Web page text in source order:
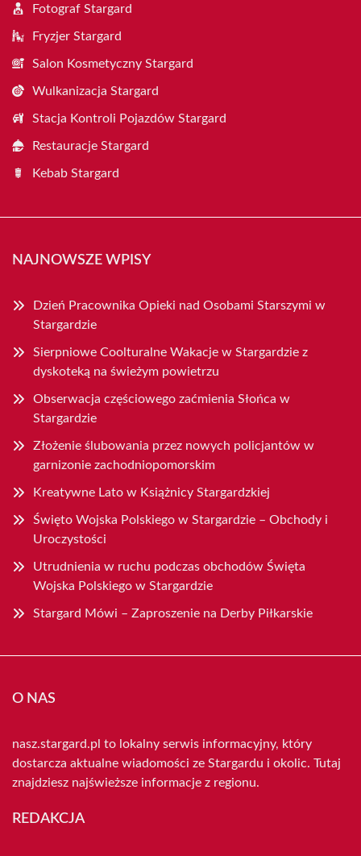
Fotograf Stargard
Fryzjer Stargard
Salon Kosmetyczny Stargard
Wulkanizacja Stargard
Stacja Kontroli Pojazdów Stargard
Restauracje Stargard
Kebab Stargard
NAJNOWSZE WPISY
Dzień Pracownika Opieki nad Osobami Starszymi w
Stargardzie
Sierpniowe Coolturalne Wakacje w Stargardzie z
dyskoteką na świeżym powietrzu
Obserwacja częściowego zaćmienia Słońca w
Stargardzie
Złożenie ślubowania przez nowych policjantów w
garnizonie zachodniopomorskim
Kreatywne Lato w Książnicy Stargardzkiej
Święto Wojska Polskiego w Stargardzie – Obchody i
Uroczystości
Utrudnienia w ruchu podczas obchodów Święta
Wojska Polskiego w Stargardzie
Stargard Mówi – Zaproszenie na Derby Piłkarskie
O NAS
nasz.stargard.pl to lokalny serwis informacyjny, który
dostarcza aktualne wiadomości ze Stargardu i okolic. Tutaj
znajdziesz najświeższe informacje z regionu.
REDAKCJA